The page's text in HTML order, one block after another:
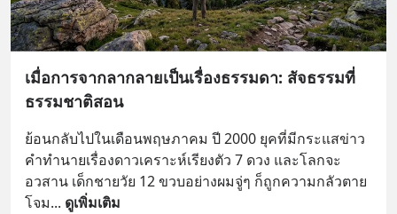
เมื่อการจากลากลายเป็นเรื่องธรรมดา: สัจธรรมที่
ธรรมชาติสอน
ย้อนกลับไปในเดือนพฤษภาคม ปี 2000 ยุคที่มีกระแสข่าว
คำทำนายเรื่องดาวเคราะห์เรียงตัว 7 ดวง และโลกจะ
อวสาน เด็กชายวัย 12 ขวบอย่างผมจู่ๆ ก็ถูกความกลัวตาย
โจม... ดูเพิ่มเติม